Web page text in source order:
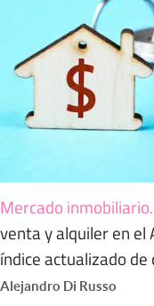
Mercado inmobiliario.
venta y alquiler en el
índice actualizado
Alejandro Di Russo